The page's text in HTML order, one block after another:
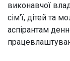
виконавчої
сім'ї, дітей та
аспірантам